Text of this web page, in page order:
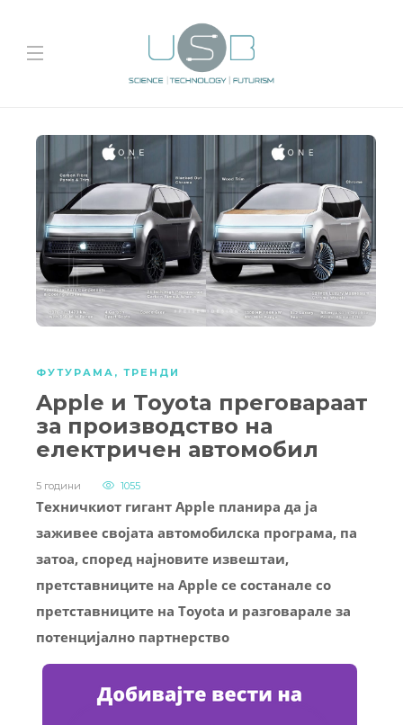
ФУТУРАМА , ТРЕНДИ
Apple и Toyota преговараат
за производство на
електричен автомобил
5 години 1055
Техничкиот гигант Apple планира да ја
заживее својата автомобилска програма, па
затоа, според најновите извештаи,
претставниците на Apple се состанале со
претставниците на Toyota и разговарале за
потенцијално партнерство